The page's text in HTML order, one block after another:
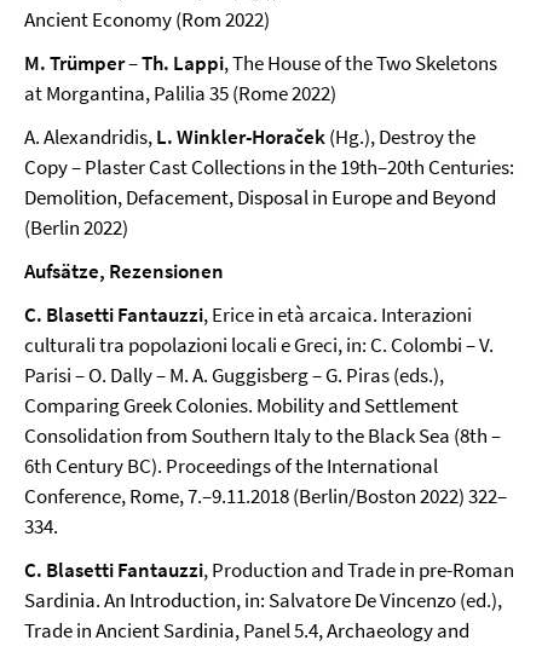
Ancient Economy (Rom 2022)
M. Trümper–Th. Lappi, The House of the Two Skeletons
at Morgantina, Palilia 35 (Rome 2022)
A. Alexandridis,L. Winkler-Horaček(Hg.), Destroy the
Copy – Plaster Cast Collections in the 19th–20th Centuries:
Demolition, Defacement, Disposal in Europe and Beyond
(Berlin 2022)
Aufsätze, Rezensionen
C. Blasetti Fantauzzi, Erice in età arcaica. Interazioni
culturali tra popolazioni locali e Greci, in: C. Colombi – V.
Parisi – O. Dally – M. A. Guggisberg – G. Piras (eds.),
Comparing Greek Colonies. Mobility and Settlement
Consolidation from Southern Italy to the Black Sea (8th –
6th Century BC). Proceedings of the International
Conference, Rome, 7.–9.11.2018 (Berlin/Boston 2022) 322–
334.
C. Blasetti Fantauzzi, Production and Trade in pre-Roman
Sardinia. An Introduction, in: Salvatore De Vincenzo (ed.),
Trade in Ancient Sardinia, Panel 5.4, Archaeology and